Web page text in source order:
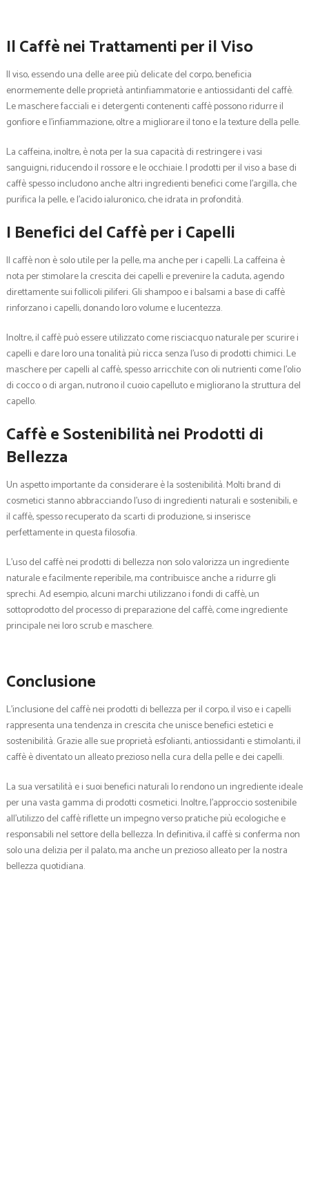
Il Caffè nei Trattamenti per il Viso
Il viso, essendo una delle aree più delicate del corpo, beneficia
enormemente delle proprietà antinfiammatorie e antiossidanti del caffè.
Le maschere facciali e i detergenti contenenti caffè possono ridurre il
gonfiore e l’infiammazione, oltre a migliorare il tono e la texture della pelle.
La caffeina, inoltre, è nota per la sua capacità di restringere i vasi
sanguigni, riducendo il rossore e le occhiaie. I prodotti per il viso a base di
caffè spesso includono anche altri ingredienti benefici come l’argilla, che
purifica la pelle, e l’acido ialuronico, che idrata in profondità.
I Benefici del Caffè per i Capelli
Il caffè non è solo utile per la pelle, ma anche per i capelli. La caffeina è
nota per stimolare la crescita dei capelli e prevenire la caduta, agendo
direttamente sui follicoli piliferi. Gli shampoo e i balsami a base di caffè
rinforzano i capelli, donando loro volume e lucentezza.
Inoltre, il caffè può essere utilizzato come risciacquo naturale per scurire i
capelli e dare loro una tonalità più ricca senza l’uso di prodotti chimici. Le
maschere per capelli al caffè, spesso arricchite con oli nutrienti come l’olio
di cocco o di argan, nutrono il cuoio capelluto e migliorano la struttura del
capello.
Caffè e Sostenibilità nei Prodotti di
Bellezza
Un aspetto importante da considerare è la sostenibilità. Molti brand di
cosmetici stanno abbracciando l’uso di ingredienti naturali e sostenibili, e
il caffè, spesso recuperato da scarti di produzione, si inserisce
perfettamente in questa filosofia.
L’uso del caffè nei prodotti di bellezza non solo valorizza un ingrediente
naturale e facilmente reperibile, ma contribuisce anche a ridurre gli
sprechi. Ad esempio, alcuni marchi utilizzano i fondi di caffè, un
sottoprodotto del processo di preparazione del caffè, come ingrediente
principale nei loro scrub e maschere.
Conclusione
L’inclusione del caffè nei prodotti di bellezza per il corpo, il viso e i capelli
rappresenta una tendenza in crescita che unisce benefici estetici e
sostenibilità. Grazie alle sue proprietà esfolianti, antiossidanti e stimolanti, il
caffè è diventato un alleato prezioso nella cura della pelle e dei capelli.
La sua versatilità e i suoi benefici naturali lo rendono un ingrediente ideale
per una vasta gamma di prodotti cosmetici. Inoltre, l’approccio sostenibile
all’utilizzo del caffè riflette un impegno verso pratiche più ecologiche e
responsabili nel settore della bellezza. In definitiva, il caffè si conferma non
solo una delizia per il palato, ma anche un prezioso alleato per la nostra
bellezza quotidiana.